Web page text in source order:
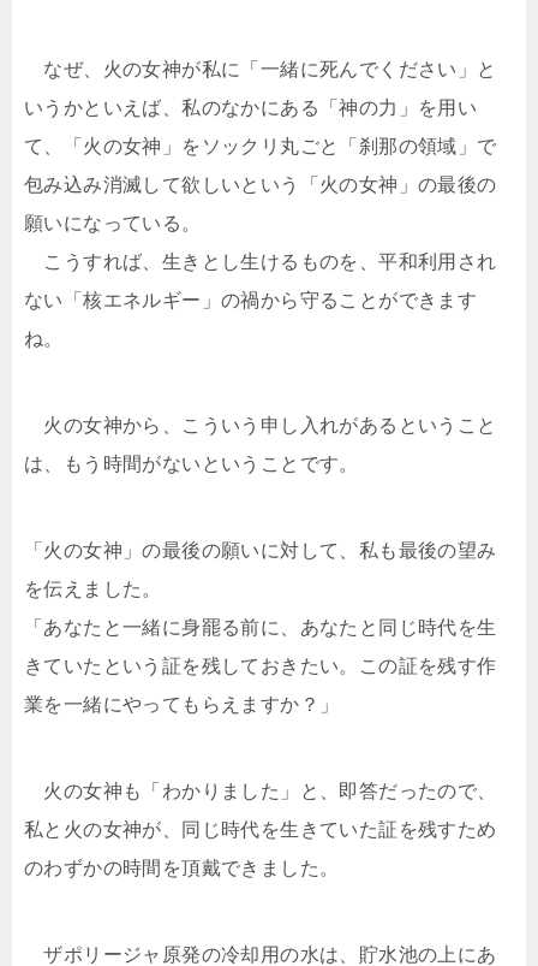
なぜ、火の女神が私に「一緒に死んでください」と
いうかといえば、私のなかにある「神の力」を用い
て、「火の女神」をソックリ丸ごと「刹那の領域」で
包み込み消滅して欲しいという「火の女神」の最後の
願いになっている。
こうすれば、生きとし生けるものを、平和利用され
ない「核エネルギー」の禍から守ることができます
ね。
火の女神から、こういう申し入れがあるということ
は、もう時間がないということです。
「火の女神」の最後の願いに対して、私も最後の望み
を伝えました。
「あなたと一緒に身罷る前に、あなたと同じ時代を生
きていたという証を残しておきたい。この証を残す作
業を一緒にやってもらえますか？」
火の女神も「わかりました」と、即答だったので、
私と火の女神が、同じ時代を生きていた証を残すため
のわずかの時間を頂戴できました。
ザポリージャ原発の冷却用の水は、貯水池の上にあ